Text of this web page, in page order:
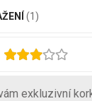
(1)
exkluzivní